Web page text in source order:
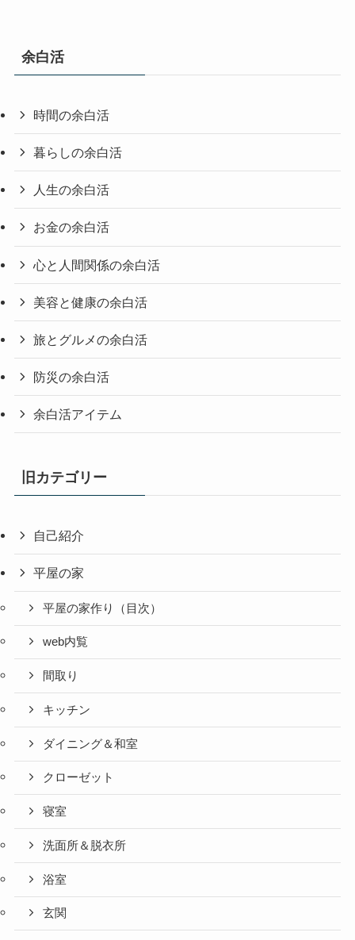
余白活
時間の余白活
暮らしの余白活
人生の余白活
お金の余白活
心と人間関係の余白活
美容と健康の余白活
旅とグルメの余白活
防災の余白活
余白活アイテム
旧カテゴリー
自己紹介
平屋の家
平屋の家作り（目次）
web内覧
間取り
キッチン
ダイニング＆和室
クローゼット
寝室
洗面所＆脱衣所
浴室
玄関